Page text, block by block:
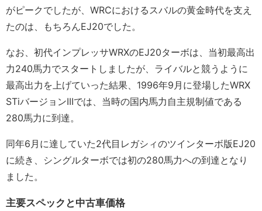
がピークでしたが、WRCにおけるスバルの黄金時代を支え
たのは、もちろんEJ20でした。
なお、初代インプレッサWRXのEJ20ターボは、当初最高出
力240馬力でスタートしましたが、ライバルと競うように
最高出力を上げていった結果、1996年9月に登場したWRX
STiバージョンIIIでは、当時の国内馬力自主規制値である
280馬力に到達。
同年6月に達していた2代目レガシィのツインターボ版EJ20
に続き、シングルターボでは初の280馬力への到達となり
ました。
主要スペックと中古車価格